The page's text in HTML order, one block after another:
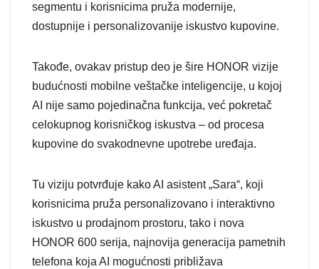
segmentu i korisnicima pruža modernije,
dostupnije i personalizovanije iskustvo kupovine.
Takođe, ovakav pristup deo je šire HONOR vizije
budućnosti mobilne veštačke inteligencije, u kojoj
AI nije samo pojedinačna funkcija, već pokretač
celokupnog korisničkog iskustva – od procesa
kupovine do svakodnevne upotrebe uređaja.
Tu viziju potvrđuje kako AI asistent „Sara“, koji
korisnicima pruža personalizovano i interaktivno
iskustvo u prodajnom prostoru, tako i nova
HONOR 600 serija, najnovija generacija pametnih
telefona koja AI mogućnosti približava